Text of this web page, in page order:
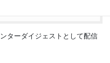
ターダイジェストとして配信